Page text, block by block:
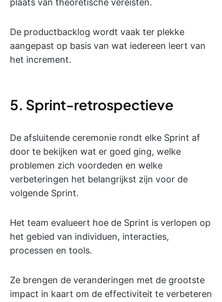
plaats van theoretische vereisten.
De productbacklog wordt vaak ter plekke
aangepast op basis van wat iedereen leert van
het increment.
5. Sprint-retrospectieve
De afsluitende ceremonie rondt elke Sprint af
door te bekijken wat er goed ging, welke
problemen zich voordeden en welke
verbeteringen het belangrijkst zijn voor de
volgende Sprint.
Het team evalueert hoe de Sprint is verlopen op
het gebied van individuen, interacties,
processen en tools.
Ze brengen de veranderingen met de grootste
impact in kaart om de effectiviteit te verbeteren